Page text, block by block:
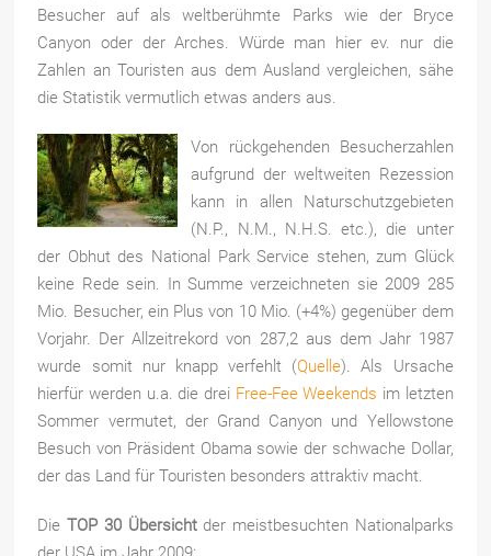
Besucher auf als weltberühmte Parks wie der Bryce
Canyon oder der Arches. Würde man hier ev. nur die
Zahlen an Touristen aus dem Ausland vergleichen, sähe
die Statistik vermutlich etwas anders aus.
Von rückgehenden Besucherzahlen
aufgrund der weltweiten Rezession
kann in allen Naturschutzgebieten
(N.P., N.M., N.H.S. etc.), die unter
der Obhut des National Park Service stehen, zum Glück
keine Rede sein. In Summe verzeichneten sie 2009 285
Mio. Besucher, ein Plus von 10 Mio. (+4%) gegenüber dem
Vorjahr. Der Allzeitrekord von 287,2 aus dem Jahr 1987
wurde somit nur knapp verfehlt (Quelle). Als Ursache
hierfür werden u.a. die drei Free-Fee Weekends im letzten
Sommer vermutet, der Grand Canyon und Yellowstone
Besuch von Präsident Obama sowie der schwache Dollar,
der das Land für Touristen besonders attraktiv macht.
DieTOP 30 Übersichtder meistbesuchten Nationalparks